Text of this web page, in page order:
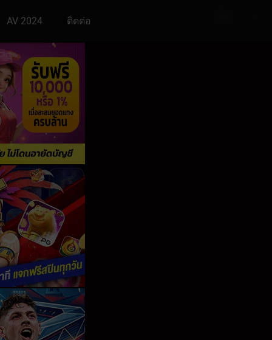
AV 2024 ติดต่อ